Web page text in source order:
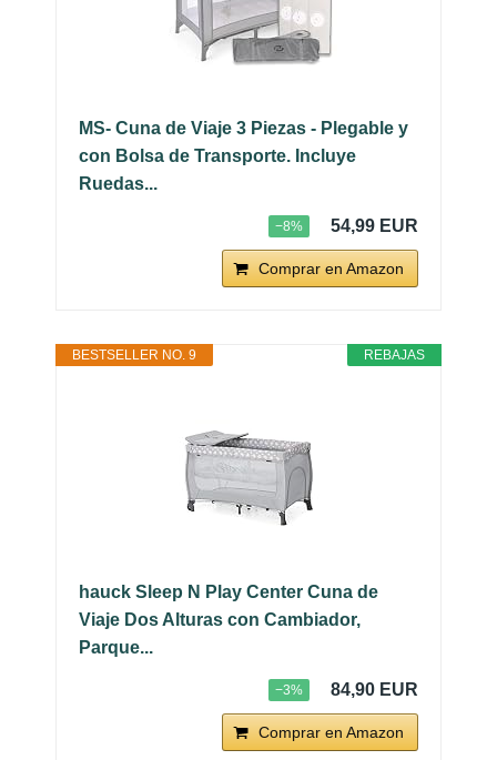
MS- Cuna de Viaje 3 Piezas - Plegable y
con Bolsa de Transporte. Incluye
Ruedas...
−8% 54,99 EUR
Comprar en Amazon
REBAJAS
BESTSELLER NO. 9
hauck Sleep N Play Center Cuna de
Viaje Dos Alturas con Cambiador,
Parque...
−3% 84,90 EUR
Comprar en Amazon